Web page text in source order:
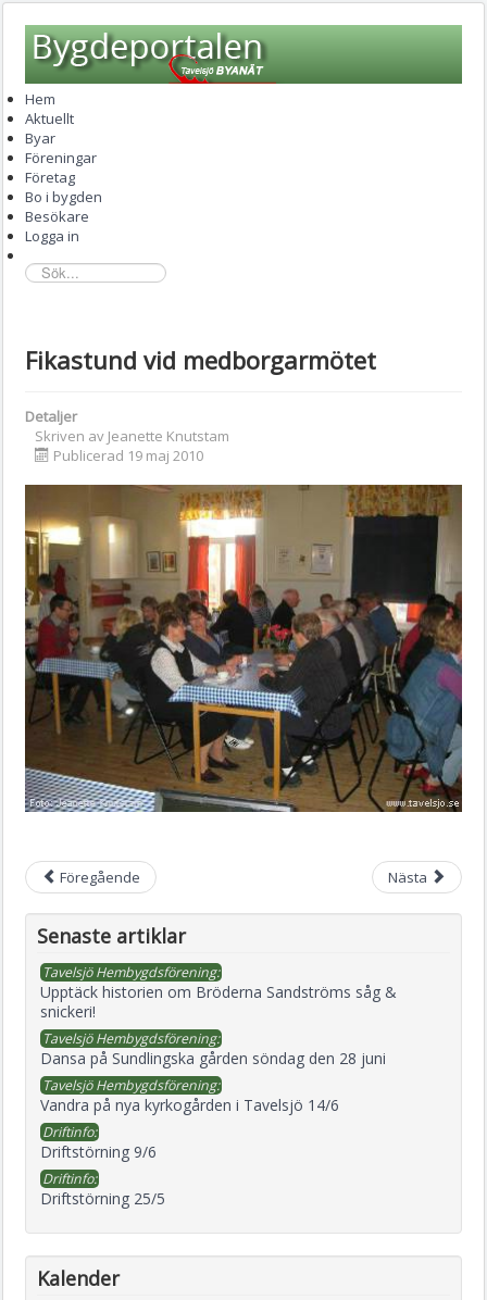
Hem
Aktuellt
Byar
Föreningar
Företag
Bo i bygden
Besökare
Logga in
sök...
Fikastund vid medborgarmötet
Detaljer
Skriven av Jeanette Knutstam
Publicerad 19 maj 2010
Föregående Nästa
Senaste artiklar
Tavelsjö Hembygdsförening:
Upptäck historien om Bröderna Sandströms såg &
snickeri!
Tavelsjö Hembygdsförening:
Dansa på Sundlingska gården söndag den 28 juni
Tavelsjö Hembygdsförening:
Vandra på nya kyrkogården i Tavelsjö 14/6
Driftinfo:
Driftstörning 9/6
Driftinfo:
Driftstörning 25/5
Kalender